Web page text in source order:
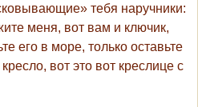
тебя наручники:
меня, вот вам и ключик,
его в море, только оставьте
вот это вот креслице с